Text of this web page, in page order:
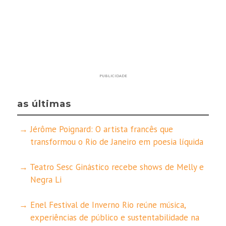
PUBLICIDADE
as últimas
Jérôme Poignard: O artista francês que
transformou o Rio de Janeiro em poesia líquida
Teatro Sesc Ginástico recebe shows de Melly e
Negra Li
Enel Festival de Inverno Rio reúne música,
experiências de público e sustentabilidade na